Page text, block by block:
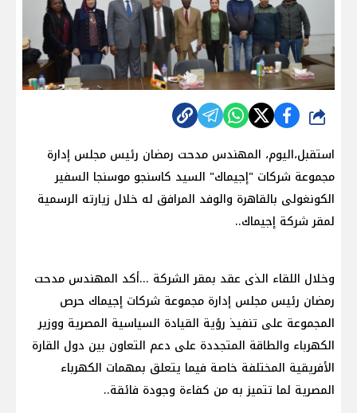
شارك
استقبل،اليوم، المهندس مدحت رمضان رئيس مجلس إدارة
مجموعة شركات "إجيماك" السيد كاسنجو موسنجا السفير
الكونغولى بالقاهرة والوفد المرافق له خلال زيارته الرسمية
لمقر شركة إجيماك..
وخلال اللقاء الذى عقد بمقر الشركة ...أكد المهندس مدحت
رمضان رئيس مجلس إدارة مجموعة شركات إجيماك حرص
المجموعة على تنفيذ رؤية القيادة السياسية المصرية ووزير
الكهرباء والطاقة المتجددة على دعم التعاون بين دول القارة
الأفريقية المختلفة خاصة فيما يتعلق بمهمات الكهرباء
المصرية لما تتميز به من كفاءة وجودة فائقة..